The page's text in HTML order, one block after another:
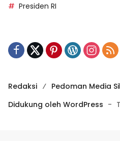
Presiden RI
Redaksi
Pedoman Media
Didukung oleh WordPress -